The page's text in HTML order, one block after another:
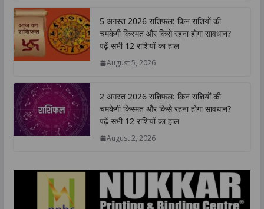
t
s
A
p
e
b
o
o
t
t
e
r
e
d
n
L
i
k
e
5 अगस्त 2026 राशिफल: किन राशियों की
चमकेगी किस्मत और किसे रहना होगा सावधान?
पढ़ें सभी 12 राशियों का हाल
August 5, 2026
2 अगस्त 2026 राशिफल: किन राशियों की
चमकेगी किस्मत और किसे रहना होगा सावधान?
पढ़ें सभी 12 राशियों का हाल
August 2, 2026